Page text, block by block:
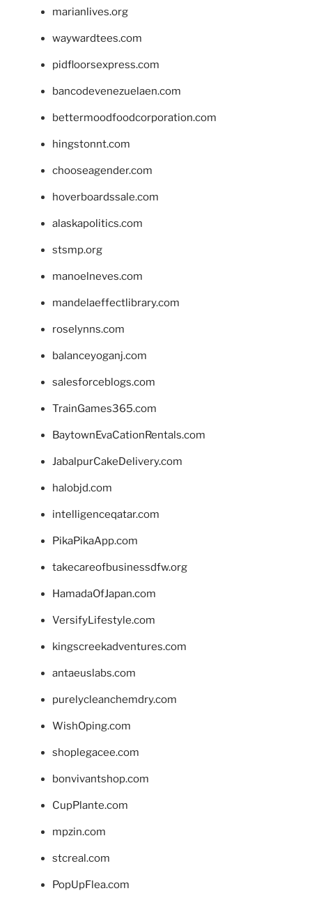
marianlives.org
waywardtees.com
pidfloorsexpress.com
bancodevenezuelaen.com
bettermoodfoodcorporation.com
hingstonnt.com
chooseagender.com
hoverboardssale.com
alaskapolitics.com
stsmp.org
manoelneves.com
mandelaeffectlibrary.com
roselynns.com
balanceyoganj.com
salesforceblogs.com
TrainGames365.com
BaytownEvaCationRentals.com
JabalpurCakeDelivery.com
halobjd.com
intelligenceqatar.com
PikaPikaApp.com
takecareofbusinessdfw.org
HamadaOfJapan.com
VersifyLifestyle.com
kingscreekadventures.com
antaeuslabs.com
purelycleanchemdry.com
WishOping.com
shoplegacee.com
bonvivantshop.com
CupPlante.com
mpzin.com
stcreal.com
PopUpFlea.com